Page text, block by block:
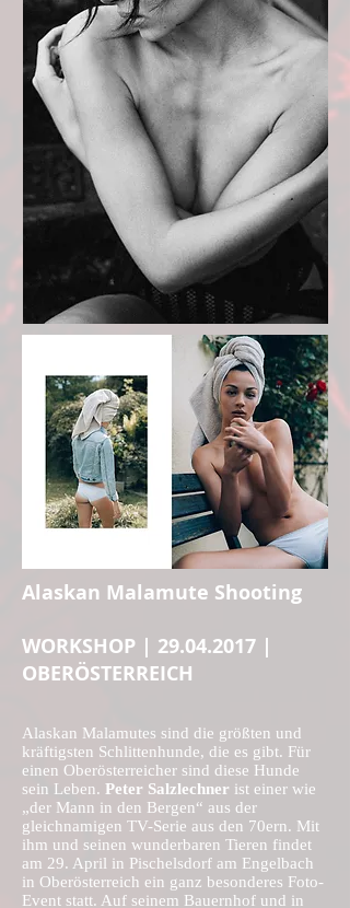
Alaskan Malamute Shooting
WORKSHOP | 29.04.2017 |
OBERÖSTERREICH
Alaskan Malamutes sind die größten und
kräftigsten Schlittenhunde, die es gibt. Für
einen Oberösterreicher sind diese Hunde
sein Leben. Peter Salzlechner ist einer wie
„der Mann in den Bergen“ aus der
gleichnamigen TV-Serie aus den 70ern. Mit
ihm und seinen wunderbaren Tieren findet
am 29. April in Pischelsdorf am Engelbach
in Oberösterreich ein ganz besonderes Foto-
Event statt. Auf seinem Bauernhof und in